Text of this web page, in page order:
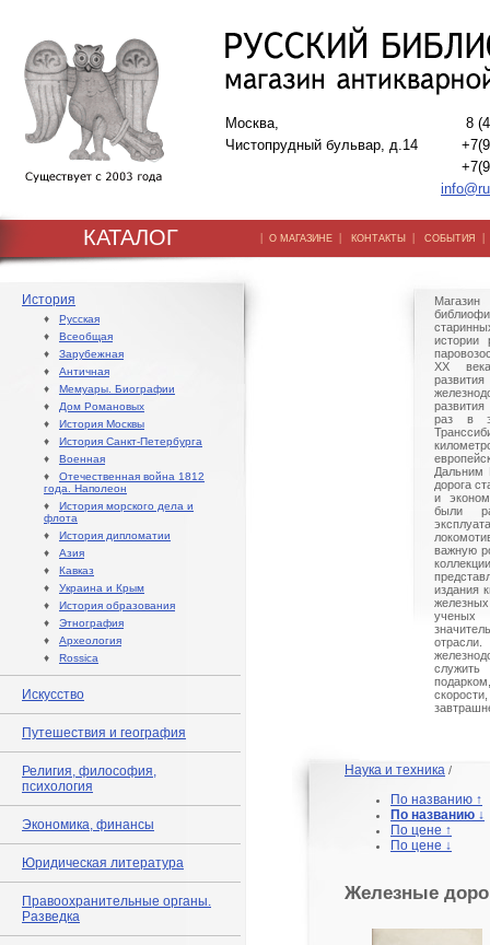
Москва,
Чистопрудный бульвар, д.14
8
КАТАЛОГ | О МАГАЗИНЕ | КОНТАКТЫ | СОБЫТИЯ
История
♦ Русская
♦ Всеобщая
♦ Зарубежная
♦ Античная
♦ Мемуары. Биографии
♦ Дом Романовых
♦ История Москвы
♦ История Санкт-Петербурга
♦ Военная
♦ Отечественная война 1812
года. Наполеон
♦ История морского дела и
флота
♦ История дипломатии
♦ Азия
♦ Кавказ
♦ Украина и Крым
♦ История образования
♦ Этнография
♦ Археология
♦ Rossica
Искусство
Путешествия и география
Религия, философия,
психология
Экономика, финансы
Юридическая литература
Правоохранительные органы.
Разведка
Магазин
истории
XX
раз в
Дальним
дорога
и
были
важную
издания
служить
Наука и техника /
По названию ↑
По названию ↓
По цене ↑
По цене ↓
Железные